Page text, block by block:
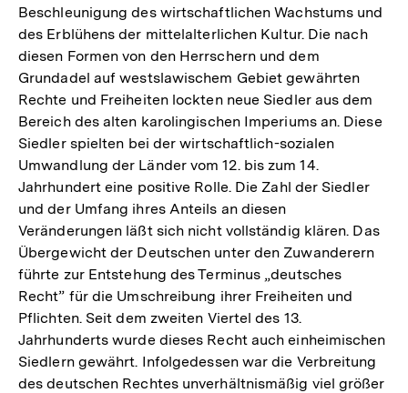
Beschleunigung des wirtschaftlichen Wachstums und
des Erblühens der mittelalterlichen Kultur. Die nach
diesen Formen von den Herrschern und dem
Grundadel auf westslawischem Gebiet gewährten
Rechte und Freiheiten lockten neue Siedler aus dem
Bereich des alten karolingischen Imperiums an. Diese
Siedler spielten bei der wirtschaftlich-sozialen
Umwandlung der Länder vom 12. bis zum 14.
Jahrhundert eine positive Rolle. Die Zahl der Siedler
und der Umfang ihres Anteils an diesen
Veränderungen läßt sich nicht vollständig klären. Das
Übergewicht der Deutschen unter den Zuwanderern
führte zur Entstehung des Terminus „deutsches
Recht” für die Umschreibung ihrer Freiheiten und
Pflichten. Seit dem zweiten Viertel des 13.
Jahrhunderts wurde dieses Recht auch einheimischen
Siedlern gewährt. Infolgedessen war die Verbreitung
des deutschen Rechtes unverhältnismäßig viel größer